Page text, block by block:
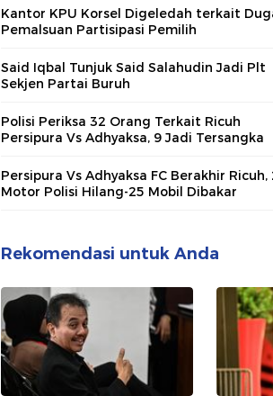
Kantor KPU Korsel Digeledah terkait
Pemalsuan Partisipasi Pemilih
Said Iqbal Tunjuk Said Salahudin Jadi Plt
Sekjen Partai Buruh
Polisi Periksa 32 Orang Terkait Ricuh
Persipura Vs Adhyaksa, 9 Jadi Tersangka
Persipura Vs Adhyaksa FC Berakhir Ricuh,
Motor Polisi Hilang-25 Mobil Dibakar
Rekomendasi untuk Anda